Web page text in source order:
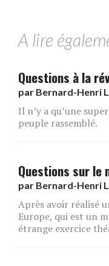
A lire
Questions à la
par Bernard-Henri
Il n’y a qu’une
peuple rassemblé.
Questions sur le
par Bernard-Henri
Après avoir réalisé
Europe, qui est un
étrange exercice